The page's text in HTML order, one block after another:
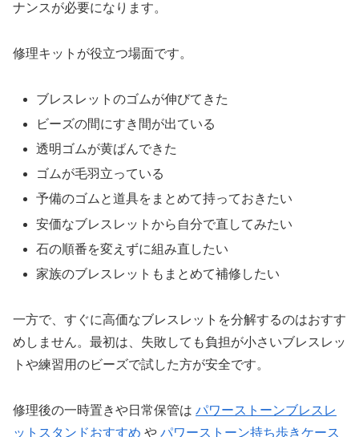
ナンスが必要になります。
修理キットが役立つ場面です。
ブレスレットのゴムが伸びてきた
ビーズの間にすき間が出ている
透明ゴムが黄ばんできた
ゴムが毛羽立っている
予備のゴムと道具をまとめて持っておきたい
安価なブレスレットから自分で直してみたい
石の順番を変えずに組み直したい
家族のブレスレットもまとめて補修したい
一方で、すぐに高価なブレスレットを分解するのはおすす
めしません。最初は、失敗しても負担が小さいブレスレッ
トや練習用のビーズで試した方が安全です。
修理後の一時置きや日常保管は パワーストーンブレスレ
ットスタンドおすすめ や パワーストーン持ち歩きケース